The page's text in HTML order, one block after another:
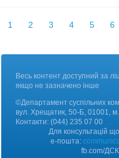
1 2 3 4 5 6
Весь контент доступний за
якщо не зазначено інше
©Департамент суспільних
вул. Хрещатик, 50-Б, 01001, м.
Контакти: (044) 235 07 00
Для консультацій
е-пошта:
fb.com/